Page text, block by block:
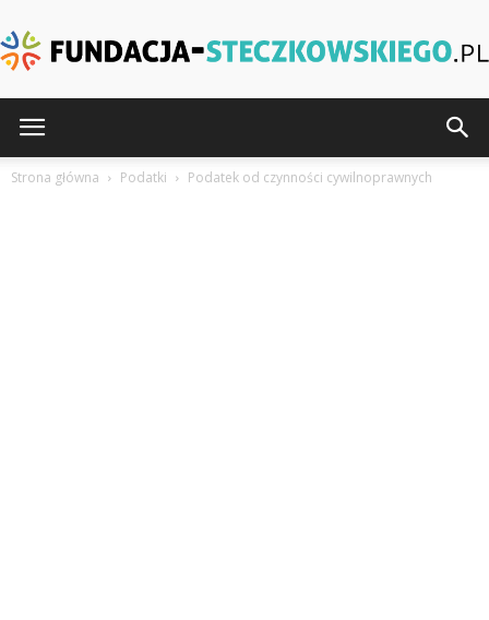
Strona główna Podatki Podatek od czynności cywilnoprawnych